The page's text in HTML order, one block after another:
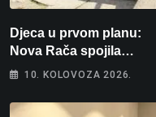
Djeca u prvom planu:
Nova Rača spojila
nogomet, programiranje,
projekt
10. KOLOVOZA 2026.